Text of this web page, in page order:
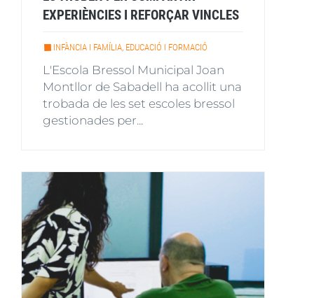
EXPERIÈNCIES I REFORÇAR VINCLES
INFÀNCIA I FAMÍLIA, EDUCACIÓ I FORMACIÓ
L'Escola Bressol Municipal Joan
Montllor de Sabadell ha acollit una
trobada de les set escoles bressol
gestionades per...